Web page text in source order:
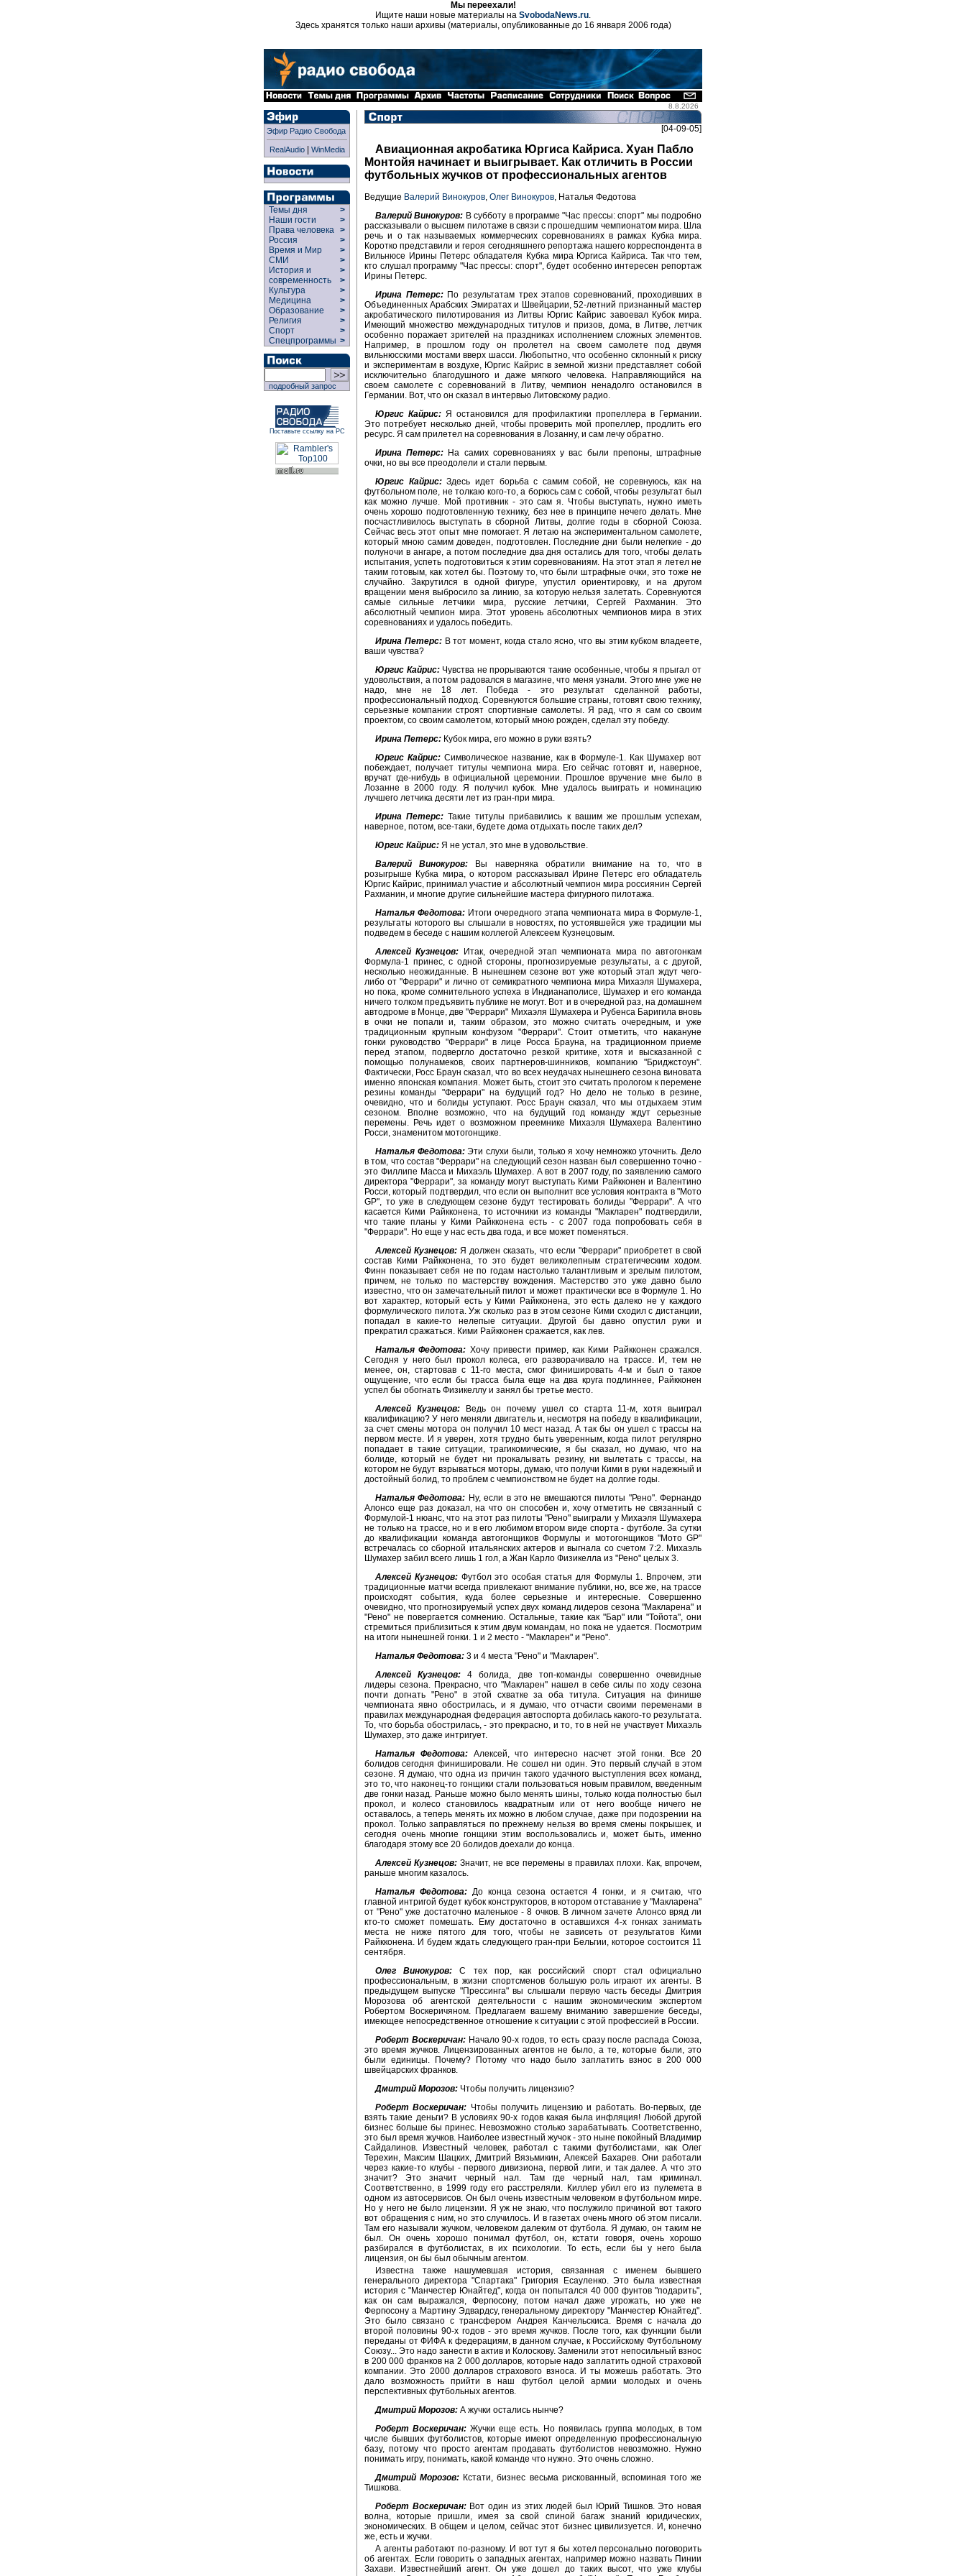
Мы переехали!
Ищите наши новые материалы на SvobodaNews.ru.
Здесь хранятся только наши архивы (материалы, опубликованные до 16 января 2006 года)
8.8.2026
Эфир Радио Свобода
RealAudio| WinMedia
Темы дня
>
Наши гости
>
Права человека >
Россия
>
Время и Мир
>
СМИ
>
История и
современность
>
>
Культура
>
Медицина
>
Образование
>
Религия
>
Спорт
>
Спецпрограммы >
подробный запрос
Поставьте ссылку на РС
[04-09-05]
Авиационная акробатика Юргиса Кайриса. Хуан Пабло
Монтойя начинает и выигрывает. Как отличить в России
футбольных жучков от профессиональных агентов
Ведущие Валерий Винокуров Олег Винокуров , Наталья Федотова
Валерий Винокуров: В субботу в программе "Час прессы: спорт" мы подробно
рассказывали о высшем пилотаже в связи с прошедшим чемпионатом мира. Шла
речь и о так называемых коммерческих соревнованиях в рамках Кубка мира.
Коротко представили и героя сегодняшнего репортажа нашего корреспондента в
Вильнюсе Ирины Петерс обладателя Кубка мира Юргиса Кайриса. Так что тем,
кто слушал программу "Час прессы: спорт", будет особенно интересен репортаж
Ирины Петерс.
Ирина Петерс:По результатам трех этапов соревнований, проходивших в
Объединенных Арабских Эмиратах и Швейцарии, 52-летний признанный мастер
акробатического пилотирования из Литвы Юргис Кайрис завоевал Кубок мира.
Имеющий множество международных титулов и призов, дома, в Литве, летчик
особенно поражает зрителей на праздниках исполнением сложных элементов.
Например, в прошлом году он пролетел на своем самолете под двумя
вильнюсскими мостами вверх шасси. Любопытно, что особенно склонный к риску
и экспериментам в воздухе, Юргис Кайрис в земной жизни представляет собой
исключительно благодушного и даже мягкого человека. Направляющийся на
своем самолете с соревнований в Литву, чемпион ненадолго остановился в
Германии. Вот, что он сказал в интервью Литовскому радио.
Юргис Кайрис: Я остановился для профилактики пропеллера в Германии.
Это потребует несколько дней, чтобы проверить мой пропеллер, продлить его
ресурс. Я сам прилетел на соревнования в Лозанну, и сам лечу обратно.
Ирина Петерс: На самих соревнованиях у вас были препоны, штрафные
очки, но вы все преодолели и стали первым.
Юргис Кайрис:Здесь идет борьба с самим собой, не соревнуюсь, как на
футбольном поле, не толкаю кого-то, а борюсь сам с собой, чтобы результат был
как можно лучше. Мой противник - это сам я. Чтобы выступать, нужно иметь
очень хорошо подготовленную технику, без нее в принципе нечего делать. Мне
посчастливилось выступать в сборной Литвы, долгие годы в сборной Союза.
Сейчас весь этот опыт мне помогает. Я летаю на экспериментальном самолете,
который мною самим доведен, подготовлен. Последние дни были нелегкие - до
полуночи в ангаре, а потом последние два дня остались для того, чтобы делать
испытания, успеть подготовиться к этим соревнованиям. На этот этап я летел не
таким готовым, как хотел бы. Поэтому то, что были штрафные очки, это тоже не
случайно. Закрутился в одной фигуре, упустил ориентировку, и на другом
вращении меня выбросило за линию, за которую нельзя залетать. Соревнуются
самые сильные летчики мира, русские летчики, Сергей Рахманин. Это
абсолютный чемпион мира. Этот уровень абсолютных чемпионов мира в этих
соревнованиях и удалось победить.
Ирина Петерс:В тот момент, когда стало ясно, что вы этим кубком владеете,
ваши чувства?
Юргис Кайрис:Чувства не прорываются такие особенные, чтобы я прыгал от
удовольствия, а потом радовался в магазине, что меня узнали. Этого мне уже не
надо, мне не 18 лет. Победа - это результат сделанной работы,
профессиональный подход. Соревнуются большие страны, готовят свою технику,
серьезные компании строят спортивные самолеты. Я рад, что я сам со своим
проектом, со своим самолетом, который мною рожден, сделал эту победу.
Ирина Петерс: Кубок мира, его можно в руки взять?
Юргис Кайрис:Символическое название, как в Формуле-1. Как Шумахер вот
побеждает, получает титулы чемпиона мира. Его сейчас готовят и, наверное,
вручат где-нибудь в официальной церемонии. Прошлое вручение мне было в
Лозанне в 2000 году. Я получил кубок. Мне удалось выиграть и номинацию
лучшего летчика десяти лет из гран-при мира.
Ирина Петерс: Такие титулы прибавились к вашим же прошлым успехам,
наверное, потом, все-таки, будете дома отдыхать после таких дел?
Юргис Кайрис: Я не устал, это мне в удовольствие.
Валерий Винокуров: Вы наверняка обратили внимание на то, что в
розыгрыше Кубка мира, о котором рассказывал Ирине Петерс его обладатель
Юргис Кайрис, принимал участие и абсолютный чемпион мира россиянин Сергей
Рахманин, и многие другие сильнейшие мастера фигурного пилотажа.
Наталья Федотова: Итоги очередного этапа чемпионата мира в Формуле-1,
результаты которого вы слышали в новостях, по устоявшейся уже традиции мы
подведем в беседе с нашим коллегой Алексеем Кузнецовым.
Алексей Кузнецов: Итак, очередной этап чемпионата мира по автогонкам
Формула-1 принес, с одной стороны, прогнозируемые результаты, а с другой,
несколько неожиданные. В нынешнем сезоне вот уже который этап ждут чего-
либо от "Феррари" и лично от семикратного чемпиона мира Михаэля Шумахера,
но пока, кроме сомнительного успеха в Индианаполисе, Шумахер и его команда
ничего толком предъявить публике не могут. Вот и в очередной раз, на домашнем
автодроме в Монце, две "Феррари" Михаэля Шумахера и Рубенса Баригила вновь
в очки не попали и, таким образом, это можно считать очередным, и уже
традиционным крупным конфузом "Феррари". Стоит отметить, что накануне
гонки руководство "Феррари" в лице Росса Брауна, на традиционном приеме
перед этапом, подвергло достаточно резкой критике, хотя и высказанной с
помощью полунамеков, своих партнеров-шинников, компанию "Бриджстоун".
Фактически, Росс Браун сказал, что во всех неудачах нынешнего сезона виновата
именно японская компания. Может быть, стоит это считать прологом к перемене
резины команды "Феррари" на будущий год? Но дело не только в резине,
очевидно, что и болиды уступают. Росс Браун сказал, что мы отдыхаем этим
сезоном. Вполне возможно, что на будущий год команду ждут серьезные
перемены. Речь идет о возможном преемнике Михаэля Шумахера Валентино
Росси, знаменитом мотогонщике.
Наталья Федотова:Эти слухи были, только я хочу немножко уточнить. Дело
в том, что состав "Феррари" на следующий сезон назван был совершенно точно -
это Филлипе Масса и Михаэль Шумахер. А вот в 2007 году, по заявлению самого
директора "Феррари", за команду могут выступать Кими Райкконен и Валентино
Росси, который подтвердил, что если он выполнит все условия контракта в "Мото
GP", то уже в следующем сезоне будут тестировать болиды "Феррари". А что
касается Кими Райкконена, то источники из команды "Макларен" подтвердили,
что такие планы у Кими Райкконена есть - с 2007 года попробовать себя в
"Феррари". Но еще у нас есть два года, и все может поменяться.
Алексей Кузнецов: Я должен сказать, что если "Феррари" приобретет в свой
состав Кими Райкконена, то это будет великолепным стратегическим ходом.
Финн показывает себя не по годам настолько талантливым и зрелым пилотом,
причем, не только по мастерству вождения. Мастерство это уже давно было
известно, что он замечательный пилот и может практически все в Формуле 1. Но
вот характер, который есть у Кими Райкконена, это есть далеко не у каждого
формулического пилота. Уж сколько раз в этом сезоне Кими сходил с дистанции,
попадал в какие-то нелепые ситуации. Другой бы давно опустил руки и
прекратил сражаться. Кими Райкконен сражается, как лев.
Наталья Федотова: Хочу привести пример, как Кими Райкконен сражался.
Сегодня у него был прокол колеса, его разворачивало на трассе. И, тем не
менее, он, стартовав с 11-го места, смог финишировать 4-м и был о такое
ощущение, что если бы трасса была еще на два круга подлиннее, Райкконен
успел бы обогнать Физикеллу и занял бы третье место.
Алексей Кузнецов:Ведь он почему ушел со старта 11-м, хотя выиграл
квалификацию? У него меняли двигатель и, несмотря на победу в квалификации,
за счет смены мотора он получил 10 мест назад. А так бы он ушел с трассы на
первом месте. И я уверен, хотя трудно быть уверенным, когда пилот регулярно
попадает в такие ситуации, трагикомические, я бы сказал, но думаю, что на
болиде, который не будет ни прокалывать резину, ни вылетать с трассы, на
котором не будут взрываться моторы, думаю, что получи Кими в руки надежный и
достойный болид, то проблем с чемпионством не будет на долгие годы.
Наталья Федотова: Ну, если в это не вмешаются пилоты "Рено". Фернандо
Алонсо еще раз доказал, на что он способен и, хочу отметить не связанный с
Формулой-1 нюанс, что на этот раз пилоты "Рено" выиграли у Михаэля Шумахера
не только на трассе, но и в его любимом втором виде спорта - футболе. За сутки
до квалификации команда автогонщиков Формулы и мотогонщиков "Мото GP"
встречалась со сборной итальянских актеров и выгнала со счетом 7:2. Михаэль
Шумахер забил всего лишь 1 гол, а Жан Карло Физикелла из "Рено" целых 3.
Алексей Кузнецов:Футбол это особая статья для Формулы 1. Впрочем, эти
традиционные матчи всегда привлекают внимание публики, но, все же, на трассе
происходят события, куда более серьезные и интересные. Совершенно
очевидно, что прогнозируемый успех двух команд лидеров сезона "Макларена" и
"Рено" не повергается сомнению. Остальные, такие как "Бар" или "Тойота", они
стремиться приблизиться к этим двум командам, но пока не удается. Посмотрим
на итоги нынешней гонки. 1 и 2 место - "Макларен" и "Рено".
Наталья Федотова: 3 и 4 места "Рено" и "Макларен".
Алексей Кузнецов: 4 болида, две топ-команды совершенно очевидные
лидеры сезона. Прекрасно, что "Макларен" нашел в себе силы по ходу сезона
почти догнать "Рено" в этой схватке за оба титула. Ситуация на финише
чемпионата явно обострилась, и я думаю, что отчасти своими переменами в
правилах международная федерация автоспорта добилась какого-то результата.
То, что борьба обострилась, - это прекрасно, и то, то в ней не участвует Михаэль
Шумахер, это даже интригует.
Наталья Федотова:Алексей, что интересно насчет этой гонки. Все 20
болидов сегодня финишировали. Не сошел ни один. Это первый случай в этом
сезоне. Я думаю, что одна из причин такого удачного выступления всех команд,
это то, что наконец-то гонщики стали пользоваться новым правилом, введенным
две гонки назад. Раньше можно было менять шины, только когда полностью был
прокол, и колесо становилось квадратным или от него вообще ничего не
оставалось, а теперь менять их можно в любом случае, даже при подозрении на
прокол. Только заправляться по прежнему нельзя во время смены покрышек, и
сегодня очень многие гонщики этим воспользовались и, может быть, именно
благодаря этому все 20 болидов доехали до конца.
Алексей Кузнецов: Значит, не все перемены в правилах плохи. Как, впрочем,
раньше многим казалось.
Наталья Федотова:До конца сезона остается 4 гонки, и я считаю, что
главной интригой будет кубок конструкторов, в котором отставание у "Макларена"
от "Рено" уже достаточно маленькое - 8 очков. В личном зачете Алонсо вряд ли
кто-то сможет помешать. Ему достаточно в оставшихся 4-х гонках занимать
места не ниже пятого для того, чтобы не зависеть от результатов Кими
Райкконена. И будем ждать следующего гран-при Бельгии, которое состоится 11
сентября.
Олег Винокуров: С тех пор, как российский спорт стал официально
профессиональным, в жизни спортсменов большую роль играют их агенты. В
предыдущем выпуске "Прессинга" вы слышали первую часть беседы Дмитрия
Морозова об агентской деятельности с нашим экономическим экспертом
Робертом Воскеричяном. Предлагаем вашему вниманию завершение беседы,
имеющее непосредственное отношение к ситуации с этой профессией в России.
Роберт Воскеричан:Начало 90-х годов, то есть сразу после распада Союза,
это время жучков. Лицензированных агентов не было, а те, которые были, это
были единицы. Почему? Потому что надо было заплатить взнос в 200 000
швейцарских франков.
Дмитрий Морозов: Чтобы получить лицензию?
Роберт Воскеричан: Чтобы получить лицензию и работать. Во-первых, где
взять такие деньги? В условиях 90-х годов какая была инфляция! Любой другой
бизнес больше бы принес. Невозможно столько зарабатывать. Соответственно,
это был время жучков. Наиболее известный жучок - это ныне покойный Владимир
Сайдалинов. Известный человек, работал с такими футболистами, как Олег
Терехин, Максим Шацких, Дмитрий Вязьмикин, Алексей Бахарев. Они работали
через какие-то клубы - первого дивизиона, первой лиги, и так далее. А что это
значит? Это значит черный нал. Там где черный нал, там криминал.
Соответственно, в 1999 году его расстреляли. Киллер убил его из пулемета в
одном из автосервисов. Он был очень известным человеком в футбольном мире.
Но у него не было лицензии. Я уж не знаю, что послужило причиной вот такого
вот обращения с ним, но это случилось. И в газетах очень много об этом писали.
Там его называли жучком, человеком далеким от футбола. Я думаю, он таким не
был. Он очень хорошо понимал футбол, он, кстати говоря, очень хорошо
разбирался в футболистах, в их психологии. То есть, если бы у него была
лицензия, он бы был обычным агентом.
Известна также нашумевшая история, связанная с именем бывшего
генерального директора "Спартака" Григория Есауленко. Это была известная
история с "Манчестер Юнайтед", когда он попытался 40 000 фунтов "подарить",
как он сам выражался, Фергюсону, потом начал даже угрожать, но уже не
Фергюсону а Мартину Эдвардсу, генеральному директору "Манчестер Юнайтед".
Это было связано с трансфером Андрея Канчельскиса. Время с начала до
второй половины 90-х годов - это время жучков. После того, как функции были
переданы от ФИФА к федерациям, в данном случае, к Российскому Футбольному
Союзу... Это надо занести в актив и Колоскову. Заменили этот непосильный взнос
в 200 000 франков на 2 000 долларов, которые надо заплатить одной страховой
компании. Это 2000 долларов страхового взноса. И ты можешь работать. Это
дало возможность прийти в наш футбол целой армии молодых и очень
перспективных футбольных агентов.
Дмитрий Морозов: А жучки остались нынче?
Роберт Воскеричан: Жучки еще есть. Но появилась группа молодых, в том
числе бывших футболистов, которые имеют определенную профессиональную
базу, потому что просто агентам продавать футболистов невозможно. Нужно
понимать игру, понимать, какой команде что нужно. Это очень сложно.
Дмитрий Морозов: Кстати, бизнес весьма рискованный, вспоминая того же
Тишкова.
Роберт Воскеричан:Вот один из этих людей был Юрий Тишков. Это новая
волна, которые пришли, имея за свой спиной багаж знаний юридических,
экономических. В общем и целом, сейчас этот бизнес цивилизуется. И, конечно
же, есть и жучки.
А агенты работают по-разному. И вот тут я бы хотел персонально поговорить
об агентах. Если говорить о западных агентах, например можно назвать Пинии
Захави. Известнейший агент. Он уже дошел до таких высот, что уже клубы